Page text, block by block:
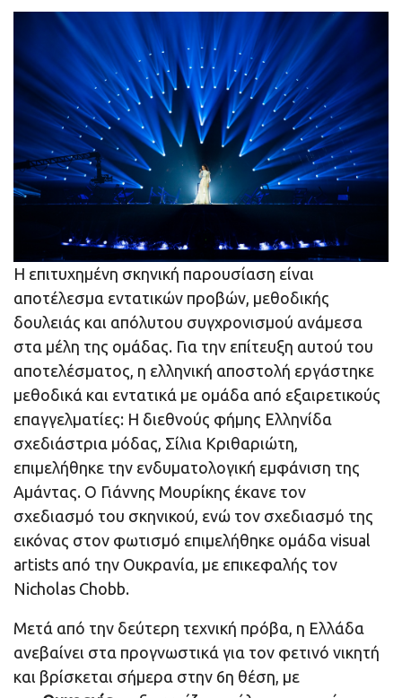
Η επιτυχημένη σκηνική παρουσίαση είναι
αποτέλεσμα εντατικών προβών, μεθοδικής
δουλειάς και απόλυτου συγχρονισμού ανάμεσα
στα μέλη της ομάδας. Για την επίτευξη αυτού του
αποτελέσματος, η ελληνική αποστολή εργάστηκε
μεθοδικά και εντατικά με ομάδα από εξαιρετικούς
επαγγελματίες: Η διεθνούς φήμης Ελληνίδα
σχεδιάστρια μόδας, Σίλια Κριθαριώτη,
επιμελήθηκε την ενδυματολογική εμφάνιση της
Αμάντας. Ο Γιάννης Μουρίκης έκανε τον
σχεδιασμό του σκηνικού, ενώ τον σχεδιασμό της
εικόνας στον φωτισμό επιμελήθηκε ομάδα visual
artists από την Ουκρανία, με επικεφαλής τον
Nicholas Chobb.
Μετά από την δεύτερη τεχνική πρόβα, η Ελλάδα
ανεβαίνει στα προγνωστικά για τον φετινό νικητή
και βρίσκεται σήμερα στην 6η θέση, με